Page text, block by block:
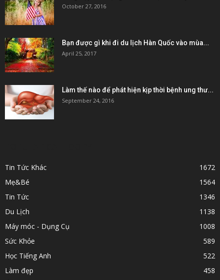
October 27, 2016
Bạn được gì khi đi du lịch Hàn Quốc vào mùa...
April 25, 2017
Làm thế nào để phát hiện kịp thời bệnh ung thư...
September 24, 2016
Tin Tức Khác
1672
Mẹ&Bé
1564
Tin Tức
1346
Du Lịch
1138
Máy móc - Dụng Cụ
1008
Sức Khỏe
589
Học Tiếng Anh
522
Làm đẹp
458